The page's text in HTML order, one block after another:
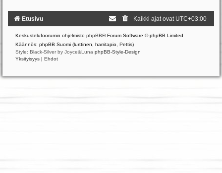
Etusivu Kaikki ajat ovat UTC+03:00
Keskustelufoorumin ohjelmisto phpBB® Forum Software © phpBB Limited
Käännös: phpBB Suomi (lurttinen, harritapio, Pettis)
Style: Black-Silver by Joyce&Luna phpBB-Style-Design
Yksityisyys | Ehdot